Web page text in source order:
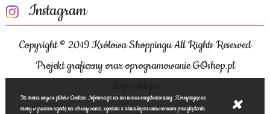
Instagram
Copyright © 2019 Królowa Shoppingu All Rights Reserved
Projekt graficzny oraz oprogramowanie GOshop.pl
Ta strona używa plików Cookies. Informacje na ten temat znajdziesz tutaj. Korzystając ze
strony wyrażasz zgodę na ich używanie, zgodnie z aktualnymi ustawieniami przeglądarki.